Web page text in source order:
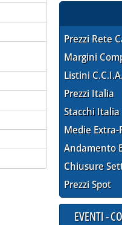
Prezzi Rete
Margini
Listini
Prezzi Italia
Stacchi Italia
Medie Extra-
Andamento
Chiusure
Prezzi Spot
EVENTI -